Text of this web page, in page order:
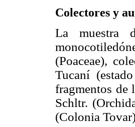
Colectores y
La muestra
(Poaceae),
Tucaní
fragmentos de
Schltr.
(Colonia